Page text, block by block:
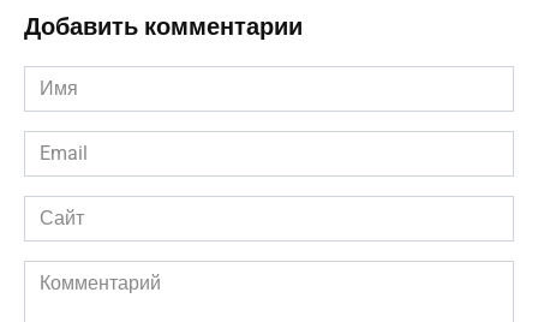
Добавить комментарии
Имя
*
Email
*
Сайт
Комментарий